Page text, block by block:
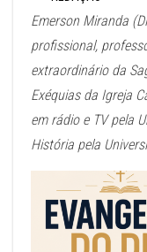
Emerson Miranda
profissional,
extraordinário da
Exéquias da Igreja
em rádio e TV pela
História pela